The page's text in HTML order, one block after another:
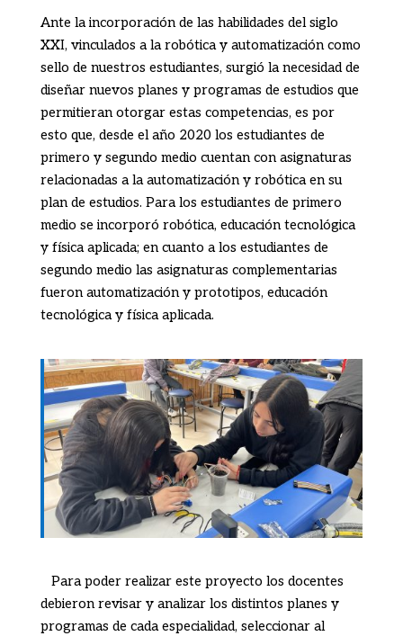
Ante la incorporación de las habilidades del siglo
XXI, vinculados a la robótica y automatización como
sello de nuestros estudiantes, surgió la necesidad de
diseñar nuevos planes y programas de estudios que
permitieran otorgar estas competencias, es por
esto que, desde el año 2020 los estudiantes de
primero y segundo medio cuentan con asignaturas
relacionadas a la automatización y robótica en su
plan de estudios. Para los estudiantes de primero
medio se incorporó robótica, educación tecnológica
y física aplicada; en cuanto a los estudiantes de
segundo medio las asignaturas complementarias
fueron automatización y prototipos, educación
tecnológica y física aplicada.
Para poder realizar este proyecto los docentes
debieron revisar y analizar los distintos planes y
programas de cada especialidad, seleccionaral